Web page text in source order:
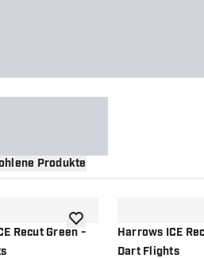
Produkte
Recut Green -Zur WunschlisteHarrows ICE
Dart Flights